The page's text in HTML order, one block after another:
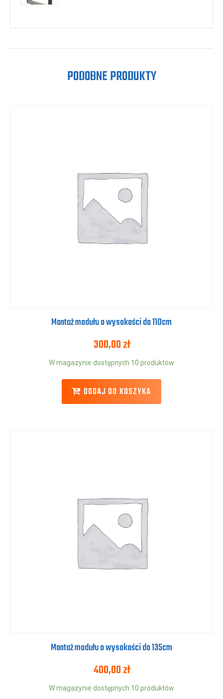
PODOBNE PRODUKTY
Montaż modułu o wysokości do 110cm
300,00zł
W magazynie dostępnych 10 produktów
DODAJ DO KOSZYKA
Montaż modułu o wysokości do 135cm
400,00zł
W magazynie dostępnych 10 produktów